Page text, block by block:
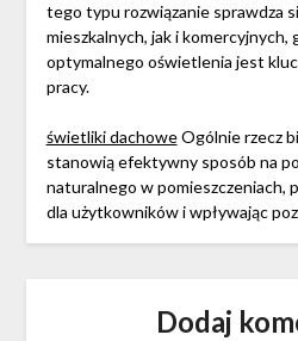
tego typu rozwiązanie sprawdza
mieszkalnych, jak i komercyjnych,
optymalnego oświetlenia jest
pracy.
świetliki dachoweOgólnie rzecz
stanowią efektywny sposób na
naturalnego w pomieszczeniach,
dla użytkowników i wpływając
Dodaj